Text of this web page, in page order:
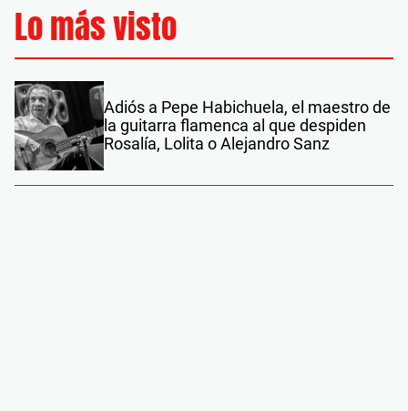
Lo más visto
Adiós a Pepe Habichuela, el maestro de
la guitarra flamenca al que despiden
Rosalía, Lolita o Alejandro Sanz